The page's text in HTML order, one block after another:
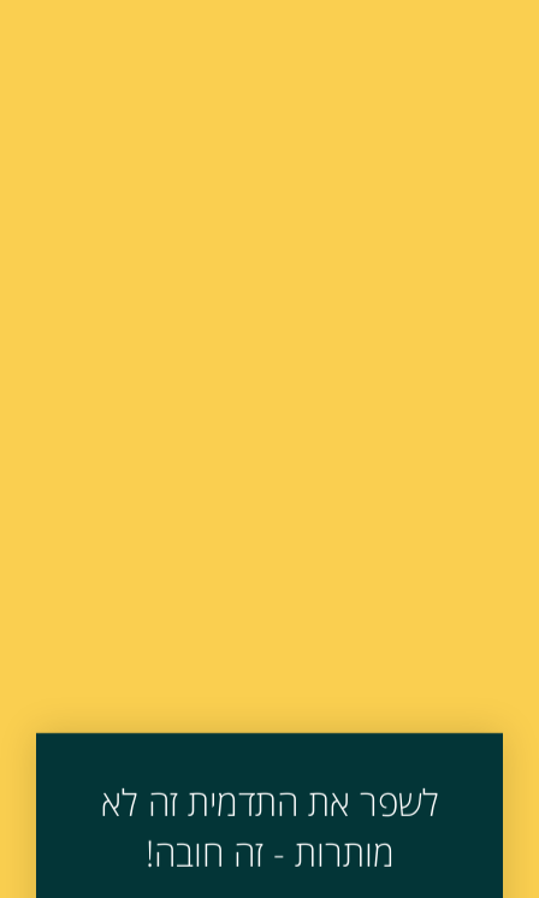
לשפר את התדמית זה לא
מותרות - זה חובה!